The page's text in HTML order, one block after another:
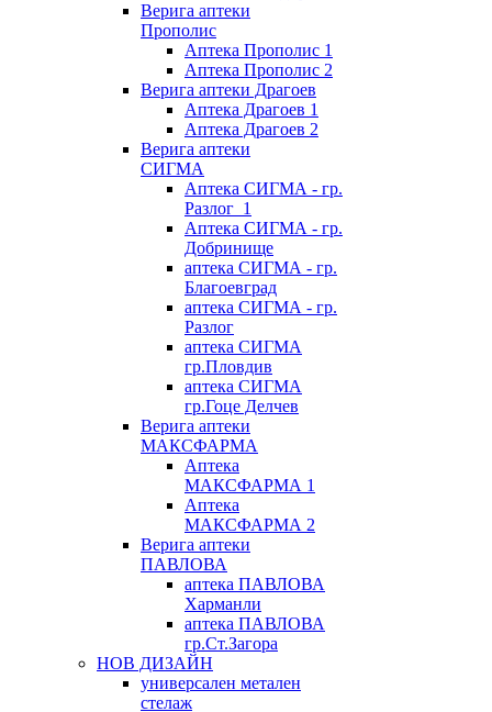
Верига аптеки
Прополис
Аптека Прополис 1
Аптека Прополис 2
Верига аптеки Драгоев
Аптека Драгоев 1
Аптека Драгоев 2
Верига аптеки
СИГМА
Аптека СИГМА - гр.
Разлог_1
Аптека СИГМА - гр.
Добринище
аптека СИГМА - гр.
Благоевград
аптека СИГМА - гр.
Разлог
аптека СИГМА
гр.Пловдив
аптека СИГМА
гр.Гоце Делчев
Верига аптеки
МАКСФАРМА
Аптека
МАКСФАРМА 1
Аптека
МАКСФАРМА 2
Верига аптеки
ПАВЛОВА
аптека ПАВЛОВА
Харманли
аптека ПАВЛОВА
гр.Ст.Загора
НОВ ДИЗАЙН
универсален метален
стелаж